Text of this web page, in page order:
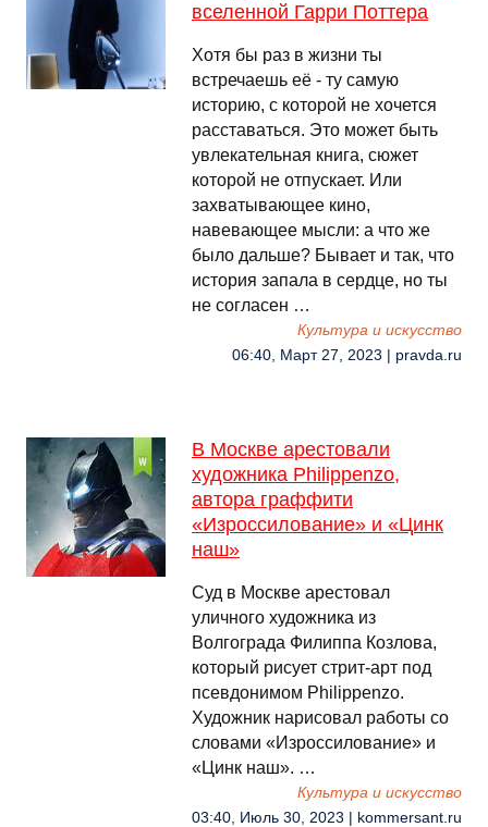
вселенной Гарри Поттера
Хотя бы раз в жизни ты
встречаешь её - ту самую
историю, с которой не хочется
расставаться. Это может быть
увлекательная книга, сюжет
которой не отпускает. Или
захватывающее кино,
навевающее мысли: а что же
было дальше? Бывает и так, что
история запала в сердце, но ты
не согласен …
Культура и искусство
06:40, Март 27, 2023 | pravda.ru
В Москве арестовали
художника Philippenzo,
автора граффити
«Изроссилование» и «Цинк
наш»
Суд в Москве арестовал
уличного художника из
Волгограда Филиппа Козлова,
который рисует стрит-арт под
псевдонимом Philippenzo.
Художник нарисовал работы со
словами «Изроссилование» и
«Цинк наш». …
Культура и искусство
03:40, Июль 30, 2023 | kommersant.ru